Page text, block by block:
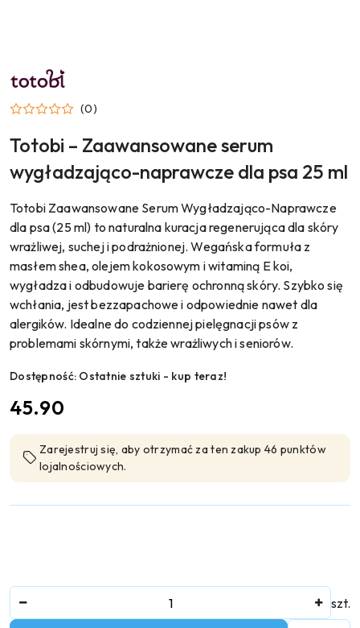
NAZWA
PRODUCENTA:
TOTOBI
(0)
Totobi – Zaawansowane serum
wygładzająco-naprawcze dla psa 25 ml
Totobi Zaawansowane Serum Wygładzająco-Naprawcze
dla psa (25 ml) to naturalna kuracja regenerująca dla skóry
wrażliwej, suchej i podrażnionej. Wegańska formuła z
masłem shea, olejem kokosowym i witaminą E koi,
wygładza i odbudowuje barierę ochronną skóry. Szybko się
wchłania, jest bezzapachowe i odpowiednie nawet dla
alergików. Idealne do codziennej pielęgnacji psów z
problemami skórnymi, także wrażliwych i seniorów.
Dostępność: Ostatnie sztuki - kup teraz!
cena:
45.90
Zarejestruj się, aby otrzymać za ten zakup 46 punktów
lojalnościowych.
szt.